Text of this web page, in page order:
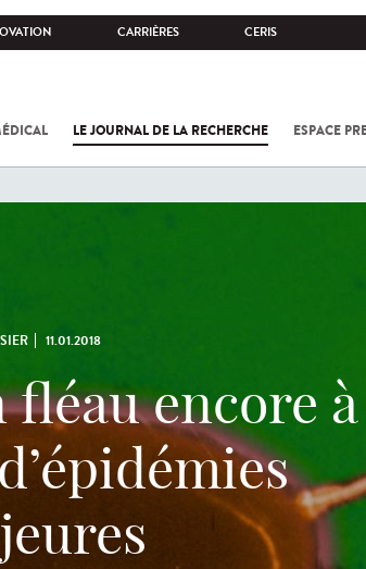
CARRIÈRES CERIS
LE JOURNAL DE LA RECHERCHE ESPACE
11.01.2018
encore à